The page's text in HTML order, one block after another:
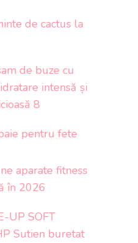
de cactus la
de buze cu
intensă și
8
pentru fete
aparate fitness
în 2026
UP SOFT
Sutien buretat